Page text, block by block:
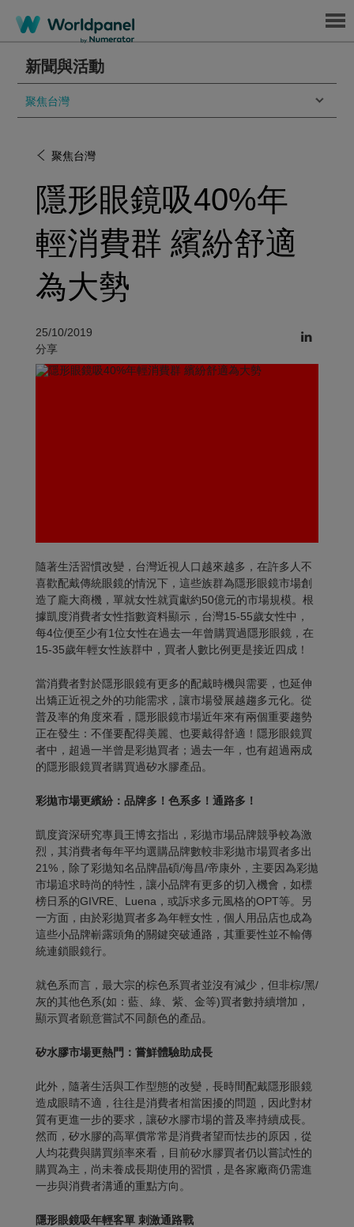
Menu
新聞與活動
聚焦台灣
聚焦台灣
隱形眼鏡吸40%年
輕消費群 繽紛舒適
為大勢
25/10/2019
分享
隨著生活習慣改變，台灣近視人口越來越多，在許多人不
喜歡配戴傳統眼鏡的情況下，這些族群為隱形眼鏡市場創
造了龐大商機，單就女性就貢獻約50億元的市場規模。根
據凱度消費者女性指數資料顯示，台灣15-55歲女性中，
每4位便至少有1位女性在過去一年曾購買過隱形眼鏡，在
15-35歲年輕女性族群中，買者人數比例更是接近四成！
當消費者對於隱形眼鏡有更多的配戴時機與需要，也延伸
出矯正近視之外的功能需求，讓市場發展越趨多元化。從
普及率的角度來看，隱形眼鏡市場近年來有兩個重要趨勢
正在發生：不僅要配得美麗、也要戴得舒適！隱形眼鏡買
者中，超過一半曾是彩拋買者；過去一年，也有超過兩成
的隱形眼鏡買者購買過矽水膠產品。
彩拋市場更繽紛：品牌多！色系多！通路多！
凱度資深研究專員王博玄指出，彩拋市場品牌競爭較為激
烈，其消費者每年平均選購品牌數較非彩拋市場買者多出
21%，除了彩拋知名品牌晶碩/海昌/帝康外，主要因為彩拋
市場追求時尚的特性，讓小品牌有更多的切入機會，如標
榜日系的GIVRE、Luena，或訴求多元風格的OPT等。另
一方面，由於彩拋買者多為年輕女性，個人用品店也成為
這些小品牌嶄露頭角的關鍵突破通路，其重要性並不輸傳
統連鎖眼鏡行。
就色系而言，最大宗的棕色系買者並沒有減少，但非棕/黑/
灰的其他色系(如：藍、綠、紫、金等)買者數持續增加，
顯示買者願意嘗試不同顏色的產品。
矽水膠市場更熱門：嘗鮮體驗助成長
此外，隨著生活與工作型態的改變，長時間配戴隱形眼鏡
造成眼睛不適，往往是消費者相當困擾的問題，因此對材
質有更進一步的要求，讓矽水膠市場的普及率持續成長。
然而，矽水膠的高單價常常是消費者望而怯步的原因，從
人均花費與購買頻率來看，目前矽水膠買者仍以嘗試性的
購買為主，尚未養成長期使用的習慣，是各家廠商仍需進
一步與消費者溝通的重點方向。
隱形眼鏡吸年輕客單 刺激通路戰